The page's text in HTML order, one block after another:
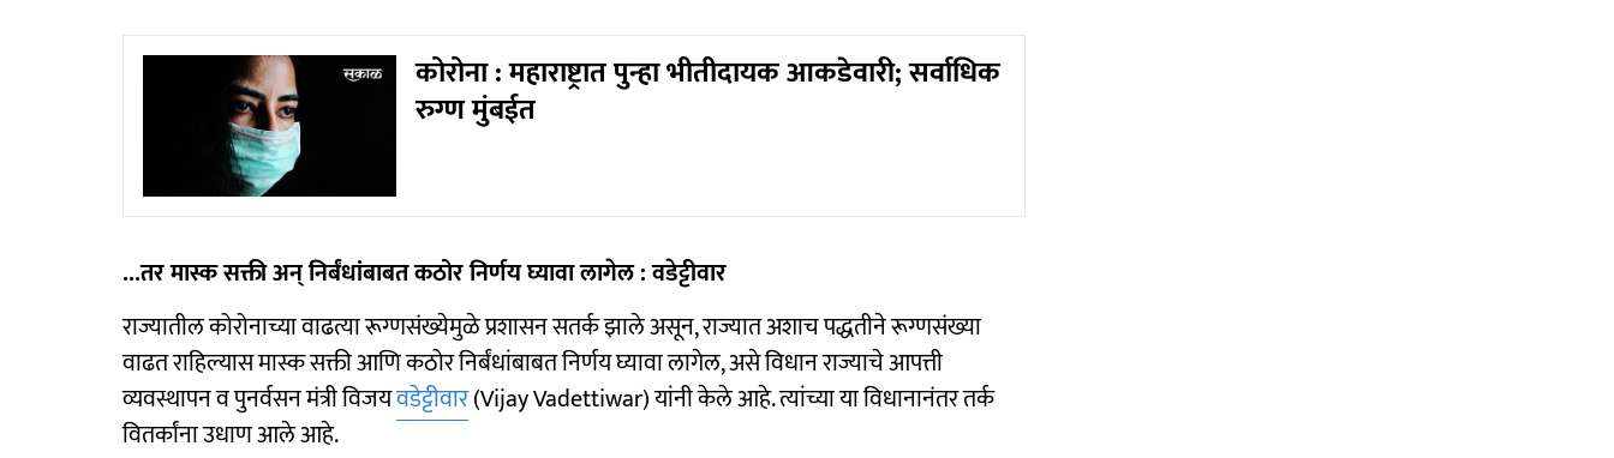
कोरोना : महाराष्ट्रात पुन्हा भीतीदायक आकडेवारी; सर्वाधिक
रुग्ण मुंबईत
...तर मास्क सक्ती अन् निर्बंधांबाबत कठोर निर्णय घ्यावा लागेल : वडेट्टीवार
राज्यातील कोरोनाच्या वाढत्या रूग्णसंख्येमुळे प्रशासन सतर्क झाले असून, राज्यात अशाच पद्धतीने रूग्णसंख्या
वाढत राहिल्यास मास्क सक्ती आणि कठोर निर्बंधांबाबत निर्णय घ्यावा लागेल, असे विधान राज्याचे आपत्ती
व्यवस्थापन व पुनर्वसन मंत्री विजयवडेट्टीवार(Vijay Vadettiwar) यांनी केले आहे. त्यांच्या या विधानानंतर तर्क
वितर्कांना उधाण आले आहे.